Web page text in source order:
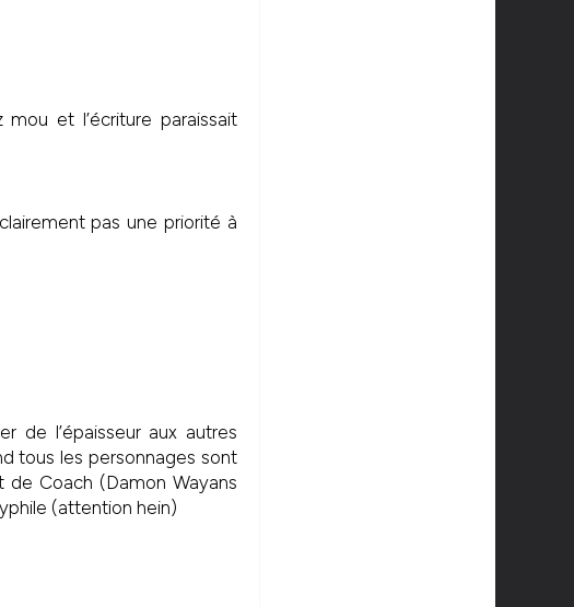
et l’écriture paraissait
pas une priorité à
de l’épaisseur aux autres
tous les personnages sont
Coach (Damon Wayans
(attention hein)